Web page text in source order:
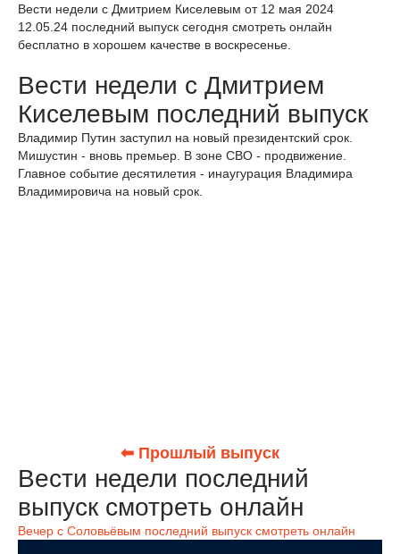
Вести недели с Дмитрием Киселевым от 12 мая 2024
12.05.24 последний выпуск сегодня смотреть онлайн
бесплатно в хорошем качестве в воскресенье.
Вести недели с Дмитрием
Киселевым последний выпуск
Владимир Путин заступил на новый президентский срок.
Мишустин - вновь премьер. В зоне СВО - продвижение.
Главное событие десятилетия - инаугурация Владимира
Владимировича на новый срок.
⬅ Прошлый выпуск
Вести недели последний
выпуск смотреть онлайн
Вечер с Соловьёвым последний выпуск смотреть онлайн